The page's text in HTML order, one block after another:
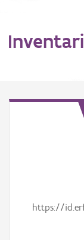
https://